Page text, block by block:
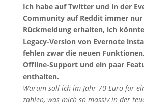
Ich habe auf Twitter und in der
Community auf Reddit immer nur
Rückmeldung erhalten, ich
Legacy-Version von Evernote
fehlen zwar die neuen
Offline-Support und ein paar
enthalten.
Warum soll ich im Jahr 70 Euro für
zahlen, was mich so massiv in der